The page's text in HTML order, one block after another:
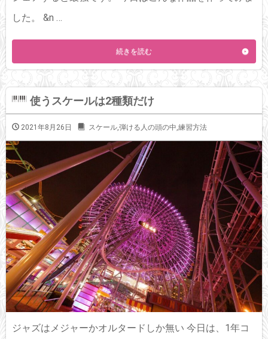
した。 &n …
続きを読む
使うスケールは2種類だけ
2021年8月26日 スケール,弾ける人の頭の中,練習方法
ジャズはメジャーかオルタードしか無い 今日は、1年コ